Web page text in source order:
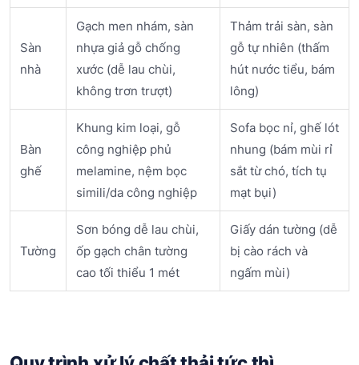
Sàn
nhà
Gạch men nhám, sàn
nhựa giả gỗ chống
xước (dễ lau chùi,
không trơn trượt)
Thảm trải sàn, sàn
gỗ tự nhiên (thấm
hút nước tiểu, bám
lông)
Bàn
ghế
Khung kim loại, gỗ
công nghiệp phủ
melamine, nệm bọc
simili/da công nghiệp
Sofa bọc nỉ, ghế lót
nhung (bám mùi rỉ
sắt từ chó, tích tụ
mạt bụi)
Tường
Sơn bóng dễ lau chùi,
ốp gạch chân tường
cao tối thiểu 1 mét
Giấy dán tường (dễ
bị cào rách và
ngấm mùi)